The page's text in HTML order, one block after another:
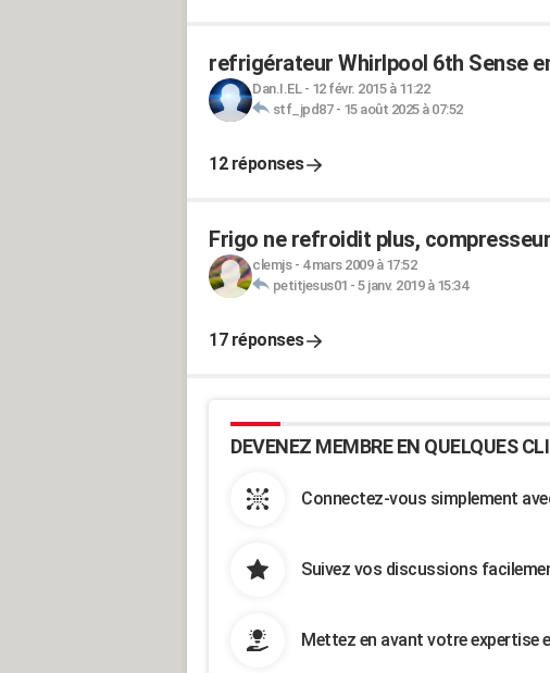
refrigérateur Whirlpool 6th Sense
Dan.I.EL- 12 févr. 2015 à 11:22
stf_jpd87- 15 août 2025 à 07:52
12 réponses
Frigo ne refroidit plus,
clemjs- 4 mars 2009 à 17:52
petitjesus01 - 5 janv. 2019 à 15:34
17 réponses
DEVENEZ MEMBRE EN QUELQUES
Connectez-vous simplement
Suivez vos discussions
Mettez en avant votre expertise